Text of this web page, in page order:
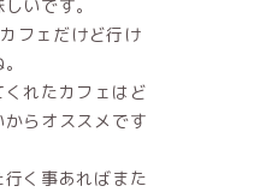
いです。
フェだけど行け
れたカフェはど
らオススメです
く事あればまた